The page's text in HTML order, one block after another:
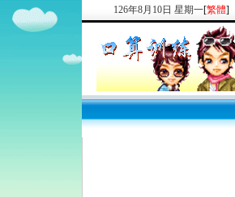
126年8月 10日 星期一[繁體]